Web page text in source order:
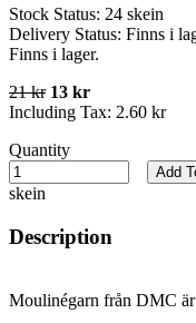
Stock Status: 24 skein
Delivery Status: Finns i
Finns i lager.
21 kr 13 kr
Including Tax: 2.60 kr
Quantity
skein
Add
Description
Moulinégarn från DMC är